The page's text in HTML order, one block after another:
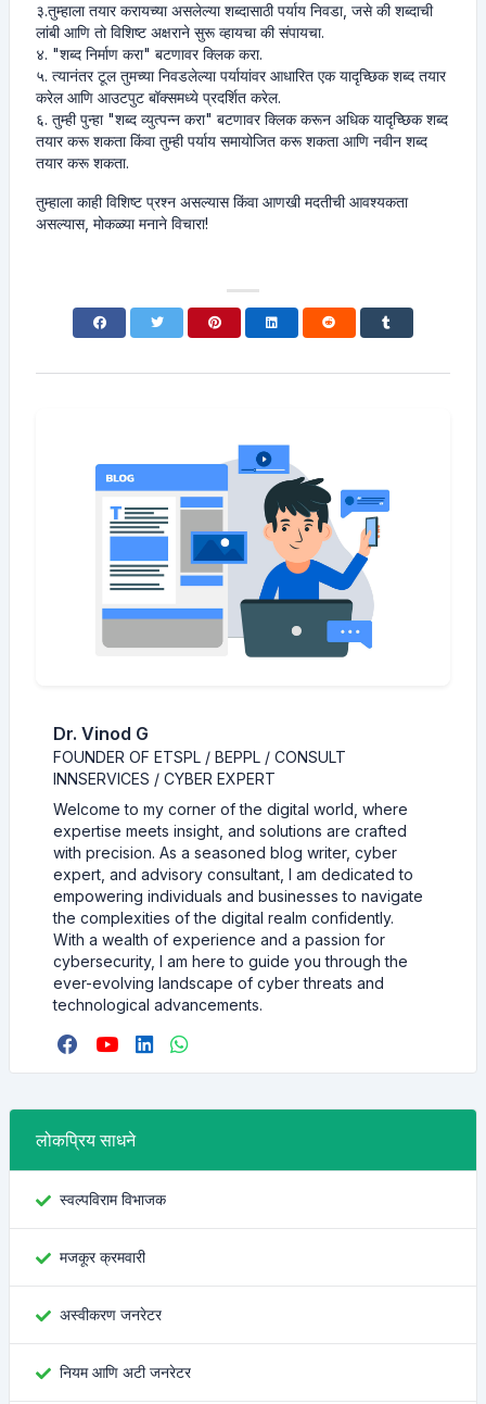
३.तुम्हाला तयार करायच्या असलेल्या शब्दासाठी पर्याय निवडा, जसे की शब्दाची
लांबी आणि तो विशिष्ट अक्षराने सुरू व्हायचा की संपायचा.
४. "शब्द निर्माण करा" बटणावर क्लिक करा.
५. त्यानंतर टूल तुमच्या निवडलेल्या पर्यायांवर आधारित एक यादृच्छिक शब्द तयार
करेल आणि आउटपुट बॉक्समध्ये प्रदर्शित करेल.
६. तुम्ही पुन्हा "शब्द व्युत्पन्न करा" बटणावर क्लिक करून अधिक यादृच्छिक शब्द
तयार करू शकता किंवा तुम्ही पर्याय समायोजित करू शकता आणि नवीन शब्द
तयार करू शकता.
तुम्हाला काही विशिष्ट प्रश्न असल्यास किंवा आणखी मदतीची आवश्यकता
असल्यास, मोकळ्या मनाने विचारा!
Dr. Vinod G
FOUNDER OF ETSPL / BEPPL / CONSULT
INNSERVICES / CYBER EXPERT
Welcome to my corner of the digital world, where
expertise meets insight, and solutions are crafted
with precision. As a seasoned blog writer, cyber
expert, and advisory consultant, I am dedicated to
empowering individuals and businesses to navigate
the complexities of the digital realm confidently.
With a wealth of experience and a passion for
cybersecurity, I am here to guide you through the
ever-evolving landscape of cyber threats and
technological advancements.
लोकप्रिय साधने
स्वल्पविराम विभाजक
मजकूर क्रमवारी
अस्वीकरण जनरेटर
नियम आणि अटी जनरेटर